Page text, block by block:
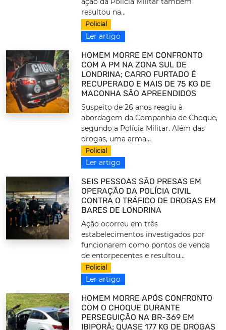
resultou na...
Policial
Ler artigo
HOMEM MORRE EM CONFRONTO
COM A PM NA ZONA SUL DE
LONDRINA; CARRO FURTADO É
RECUPERADO E MAIS DE 75 KG DE
MACONHA SÃO APREENDIDOS
Suspeito de 26 anos reagiu à
abordagem da Companhia de Choque,
segundo a Polícia Militar. Além das
drogas, uma arma...
Policial
Ler artigo
SEIS PESSOAS SÃO PRESAS EM
OPERAÇÃO DA POLÍCIA CIVIL
CONTRA O TRÁFICO DE DROGAS EM
BARES DE LONDRINA
Ação ocorreu em três
estabelecimentos investigados por
funcionarem como pontos de venda
de entorpecentes e resultou...
Policial
Ler artigo
HOMEM MORRE APÓS CONFRONTO
COM O CHOQUE DURANTE
PERSEGUIÇÃO NA BR-369 EM
IBIPORÃ; QUASE 177 KG DE DROGAS